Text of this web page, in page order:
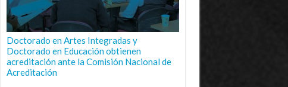
Doctorado en Artes Integradas y
Doctorado en Educación obtienen
acreditación ante la Comisión Nacional de
Acreditación